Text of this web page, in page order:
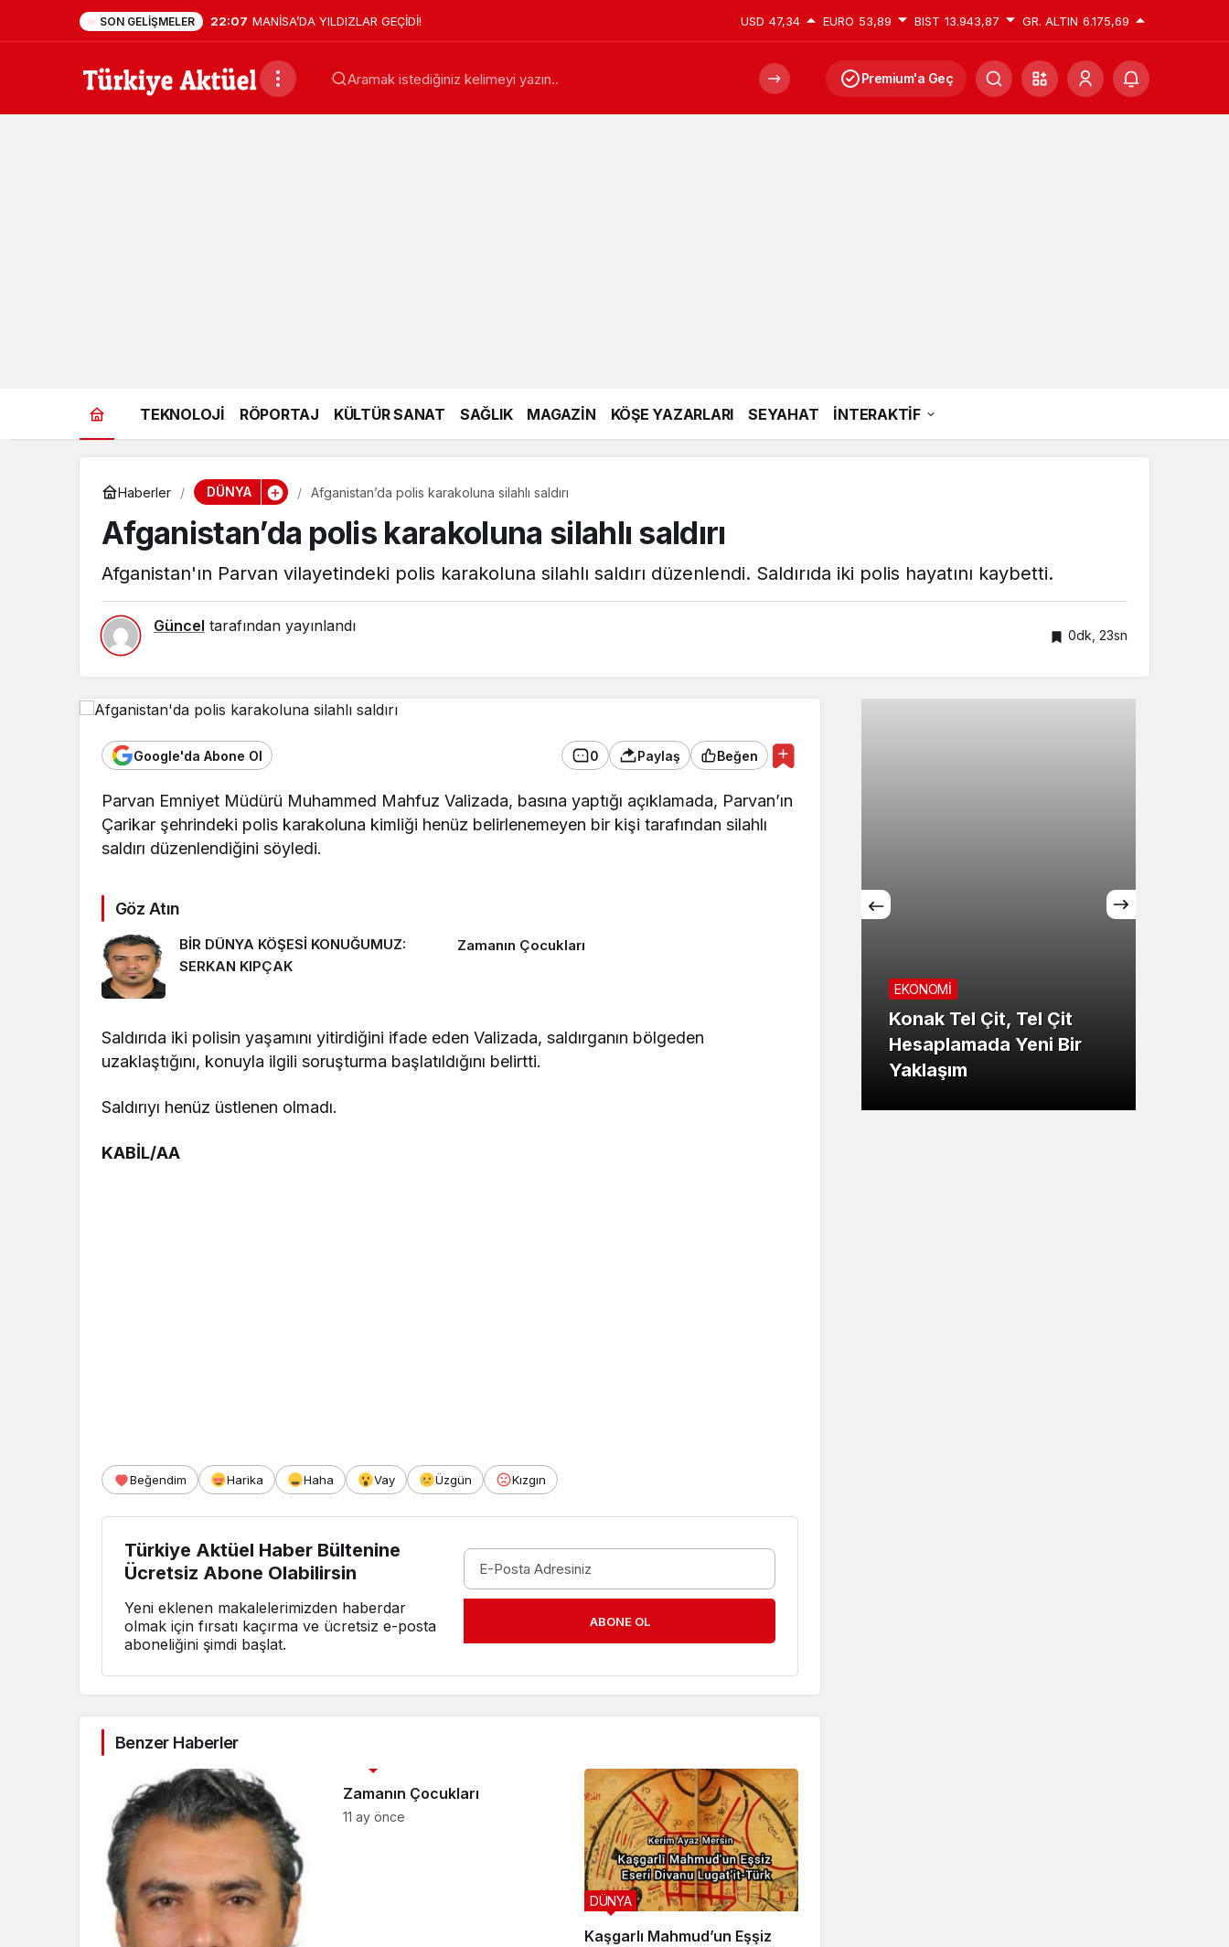
SON GELIŞMELER 22:07 MANİSA’DA YILDIZLAR GEÇİDİ! USD 47,34 EURO 53,89 BIST 13.943,87 GR. ALTIN 6.175,69
Premium'a Geç
TEKNOLOJİ RÖPORTAJ KÜLTÜR SANAT SAĞLIK MAGAZİN KÖŞE YAZARLARI SEYAHAT İNTERAKTİF
Haberler DÜNYA Afganistan’da polis karakoluna silahlı saldırı
Afganistan’da polis karakoluna silahlı saldırı
Afganistan'ın Parvan vilayetindeki polis karakoluna silahlı saldırı düzenlendi. Saldırıda iki polis hayatını kaybetti.
Güncel tarafından yayınlandı
0dk, 23sn
Google'da Abone Ol 0 Paylaş Beğen
Parvan Emniyet Müdürü Muhammed Mahfuz Valizada, basına yaptığı açıklamada, Parvan’ın
Çarikar şehrindeki polis karakoluna kimliği henüz belirlenemeyen bir kişi tarafından silahlı
saldırı düzenlendiğini söyledi.
Göz Atın
BİR DÜNYA KÖŞESİ KONUĞUMUZ:
SERKAN KIPÇAK
Zamanın Çocukları
Saldırıda iki polisin yaşamını yitirdiğini ifade eden Valizada, saldırganın bölgeden
uzaklaştığını, konuyla ilgili soruşturma başlatıldığını belirtti.
Saldırıyı henüz üstlenen olmadı.
KABİL/AA
Beğendim Harika Haha Vay Üzgün Kızgın
Türkiye Aktüel Haber Bültenine
Ücretsiz Abone Olabilirsin
Yeni eklenen makalelerimizden haberdar
olmak için fırsatı kaçırma ve ücretsiz e-posta
aboneliğini şimdi başlat.
ABONE OL
Benzer Haberler
Zamanın Çocukları
11 ay önce
Kaşgarlı Mahmud’un Eşşiz
DÜNYA
MANİSA’DA YILDIZLAR
EKONOMİ
Konak Tel Çit, Tel Çit
Hesaplamada Yeni Bir
Yaklaşım